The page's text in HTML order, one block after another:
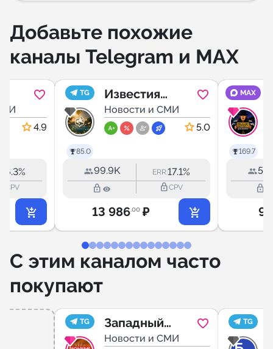
Добавьте похожие
каналы Telegram и MAX
4.9
6.3%
CPV
TG
85.0
Известия
ЛНР/ДНР,
Луганск/
Новости и СМИ
5.0
99.9K ERR:17.1%
lock_outline lock_outlineCPV
13 986.00 ₽
MAX
169.7
lock_outline
9
С этим каналом часто
покупают
TG
Западный
Ростов-на-
Новости и СМИ
TG